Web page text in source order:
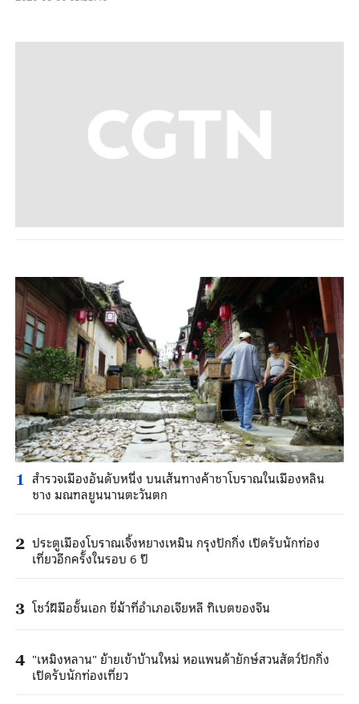
1 สำรวจเมืองอันดับหนึ่ง บนเส้นทางค้าชาโบราณในเมืองหลิน
ชาง มณฑลยูนนานตะวันตก
2 ประตูเมืองโบราณเจิ้งหยางเหมิน กรุงปักกิ่ง เปิดรับนักท่อง
เที่ยวอีกครั้งในรอบ 6 ปี
3 โชว์ฝีมือชั้นเอก ขี่ม้าที่อำเภอเจียหลี ทิเบตของจีน
4 "เหมิงหลาน" ย้ายเข้าบ้านใหม่ หอแพนด้ายักษ์สวนสัตว์ปักกิ่ง
เปิดรับนักท่องเที่ยว